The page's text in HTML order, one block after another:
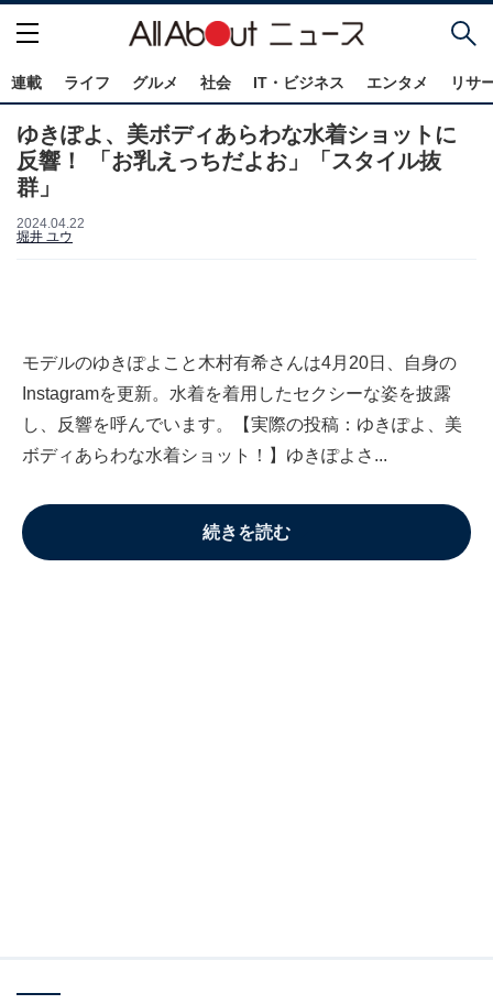
連載 ライフ グルメ 社会 IT・ビジネス エンタメ リサ
ゆきぽよ、美ボディあらわな水着ショットに
反響！ 「お乳えっちだよお」「スタイル抜
群」
2024.04.22
堀井 ユウ
モデルのゆきぽよこと木村有希さんは4月20日、自身の
Instagramを更新。水着を着用したセクシーな姿を披露
し、反響を呼んでいます。【実際の投稿：ゆきぽよ、美
ボディあらわな水着ショット！】ゆきぽよさ...
続きを読む